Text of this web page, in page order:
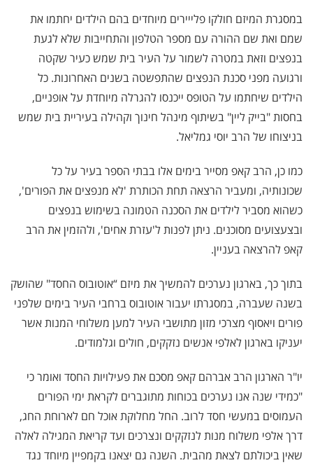
במסגרת המיזם חולקו פלייירים מיוחדים בהם הילדים יחתמו את
שמם ואת שם ההורה עם מספר הטלפון והתחייבות שלא לגעת
בנפצים וזאת במטרה לשמור על העיר בית שמש כעיר שקטה
ורגועה מפני סכנת הנפצים שהתפשטה בשנים האחרונות. כל
הילדים שיחתמו על הטופס ייכנסו להגרלה מיוחדת על אופניים,
בחסות "בייק ליין" בשיתוף מינהל חינוך וקהילה בעיריית בית שמש
בניצוחו של הרב יוסי גמליאל.
כמו כן, הרב קאפ מסייר בימים אלו בבתי הספר בעיר על כל
שכונותיה, ומעביר הרצאה תחת הכותרת 'לא מנפצים את הפורים',
כשהוא מסביר לילדים את הסכנה הטמונה בשימוש בנפצים
ובצעצועים מסוכנים. ניתן לפנות ל'עזרת אחים', ולהזמין את הרב
קאפ להרצאה בעניין.
בתוך כך, בארגון נערכים להמשיך את מיזם “אוטובוס החסד" שהושק
בשנה שעברה, במסגרתו יעבור אוטובוס ברחבי העיר בימים שלפני
פורים ויאסוף מצרכי מזון מתושבי העיר למען משלוחי המנות אשר
יעניקו בארגון לאלפי אנשים נזקקים, חולים וגלמודים.
יו"ר הארגון הרב אברהם קאפ מסכם את פעילויות החסד ואומר כי
"כמידי שנה אנו נערכים בכוחות מתוגברים לקראת ימי הפורים
העמוסים במעשי חסד לרוב. החל מחלוקת אוכל חם לארוחת החג,
דרך אלפי משלוח מנות לנזקקים ונצרכים ועד קריאת המגילה לאלה
שאין ביכולתם לצאת מהבית. השנה גם יצאנו בקמפיין מיוחד נגד